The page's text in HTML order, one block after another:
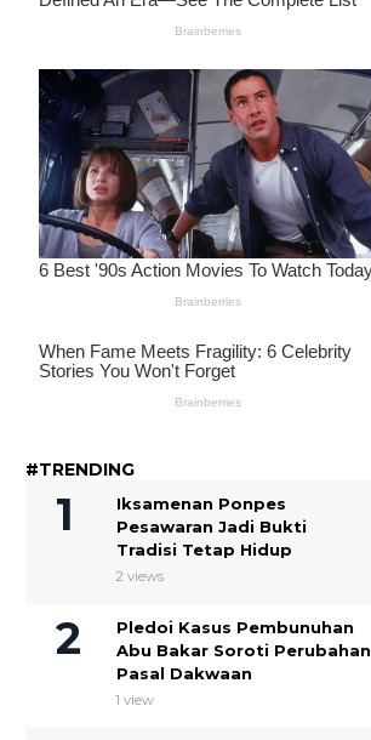
#TRENDING
Iksamenan Ponpes
Pesawaran Jadi Bukti
Tradisi Tetap Hidup
2 views
Pledoi Kasus Pembunuhan
Abu Bakar Soroti Perubahan
Pasal Dakwaan
1 view